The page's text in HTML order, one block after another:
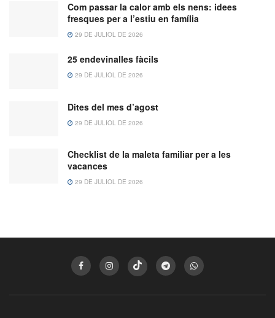
Com passar la calor amb els nens: idees
fresques per a l’estiu en família
29 DE JULIOL DE 2026
25 endevinalles fàcils
29 DE JULIOL DE 2026
Dites del mes d’agost
29 DE JULIOL DE 2026
Checklist de la maleta familiar per a les
vacances
29 DE JULIOL DE 2026